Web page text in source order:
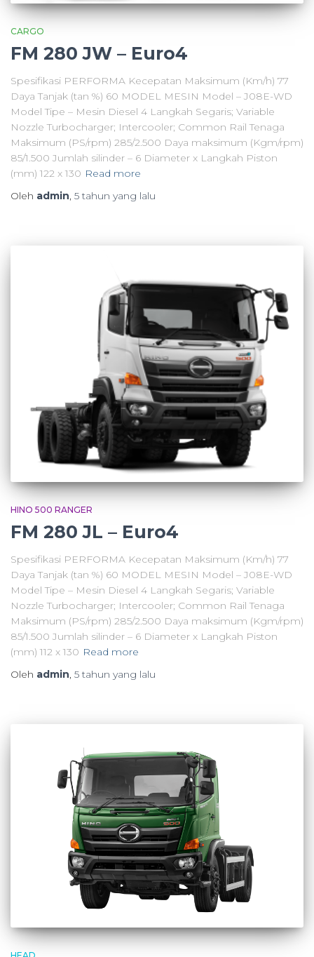
CARGO
FM 280 JW – Euro4
Spesifikasi PERFORMA Kecepatan Maksimum (Km/h) 77
Daya Tanjak (tan %) 60 MODEL MESIN Model – J08E-WD
Model Tipe – Mesin Diesel 4 Langkah Segaris; Variable
Nozzle Turbocharger; Intercooler; Common Rail Tenaga
Maksimum (PS/rpm) 285/2.500 Daya maksimum (Kgm/rpm)
85/1.500 Jumlah silinder – 6 Diameter x Langkah Piston
(mm) 122 x 130 Read more
Oleh admin, 5 tahun yang lalu
HINO 500 RANGER
FM 280 JL – Euro4
Spesifikasi PERFORMA Kecepatan Maksimum (Km/h) 77
Daya Tanjak (tan %) 60 MODEL MESIN Model – J08E-WD
Model Tipe – Mesin Diesel 4 Langkah Segaris; Variable
Nozzle Turbocharger; Intercooler; Common Rail Tenaga
Maksimum (PS/rpm) 285/2.500 Daya maksimum (Kgm/rpm)
85/1.500 Jumlah silinder – 6 Diameter x Langkah Piston
(mm) 112 x 130 Read more
Oleh admin, 5 tahun yang lalu